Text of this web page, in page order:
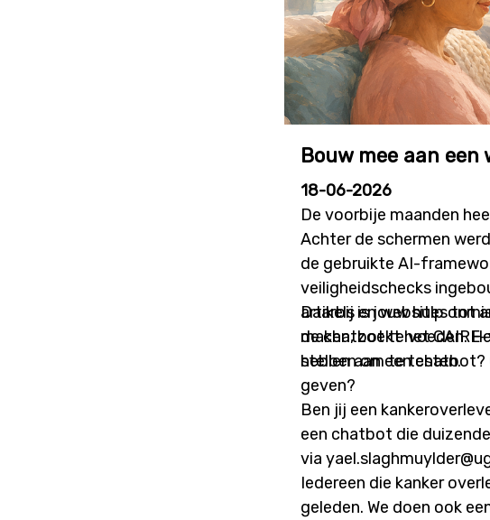
innovatie. De oproep
overlopen we alle
infosessie:
Bouw mee aan
18-06-2026
De voorbije maanden
Achter de schermen
de gebruikte AI-
veiligheidschecks
artikels en websites tot
de chatbot te voeden.
hebben om te testen.
Daarbij is jouw hulp
maken, zoekt het
stellen aan een chatbot?
geven?
Ben jij een
een chatbot die
via
Iedereen die kanker
geleden. We doen ook